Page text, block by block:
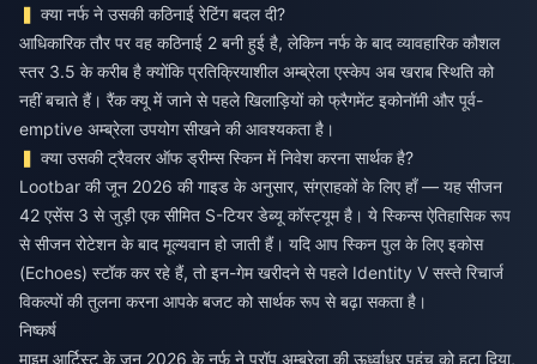
क्या नर्फ ने उसकी कठिनाई रेटिंग बदल दी?
आधिकारिक तौर पर वह कठिनाई 2 बनी हुई है, लेकिन नर्फ के बाद व्यावहारिक कौशल
स्तर 3.5 के करीब है क्योंकि प्रतिक्रियाशील अम्ब्रेला एस्केप अब खराब स्थिति को
नहीं बचाते हैं। रैंक क्यू में जाने से पहले खिलाड़ियों को फ्रैगमेंट इकोनॉमी और पूर्व-
emptive अम्ब्रेला उपयोग सीखने की आवश्यकता है।
क्या उसकी ट्रैवलर ऑफ ड्रीम्स स्किन में निवेश करना सार्थक है?
Lootbar की जून 2026 की गाइड के अनुसार, संग्राहकों के लिए हाँ — यह सीजन
42 एसेंस 3 से जुड़ी एक सीमित S-टियर डेब्यू कॉस्ट्यूम है। ये स्किन्स ऐतिहासिक रूप
से सीजन रोटेशन के बाद मूल्यवान हो जाती हैं। यदि आप स्किन पुल के लिए इकोस
(Echoes) स्टॉक कर रहे हैं, तो इन-गेम खरीदने से पहले Identity V सस्ते रिचार्ज
विकल्पों की तुलना करना आपके बजट को सार्थक रूप से बढ़ा सकता है।
निष्कर्ष
माइम आर्टिस्ट के जून 2026 के नर्फ ने प्रॉप अम्ब्रेला की ऊर्ध्वाधर पहुंच को हटा दिया,